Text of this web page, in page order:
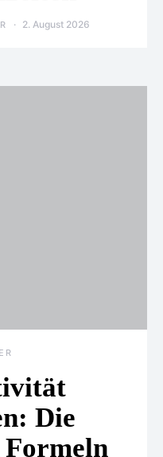
2. August 2026
Die